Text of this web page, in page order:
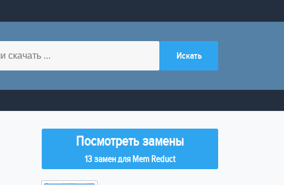
Посмотреть замены
13 замен для Mem Reduct